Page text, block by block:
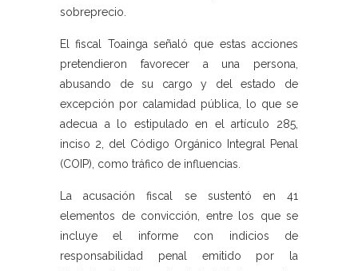
sobreprecio.
El fiscal Toainga señaló que estas acciones
pretendieron favorecer a una persona,
abusando de su cargo y del estado de
excepción por calamidad pública, lo que se
adecua a lo estipulado en el artículo 285,
inciso 2, del Código Orgánico Integral Penal
(COIP), como tráfico de influencias.
La acusación fiscal se sustentó en 41
elementos de convicción, entre los que se
incluye el informe con indicios de
responsabilidad penal emitido por la